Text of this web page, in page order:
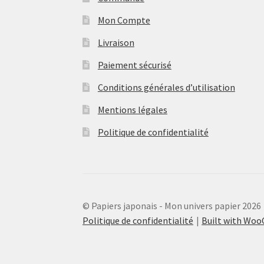
Mon Compte
Livraison
Paiement sécurisé
Conditions générales d’utilisation
Mentions légales
Politique de confidentialité
© Papiers japonais - Mon univers papier 2026
Politique de confidentialité
Built with